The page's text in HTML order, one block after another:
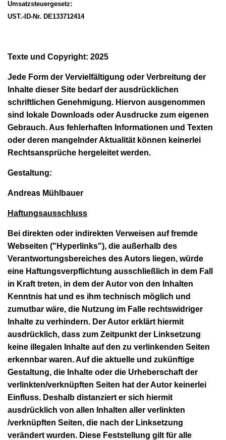
Umsatzsteuergesetz:
UST.-ID-Nr. DE133712414
Texte und Copyright: 2025
Jede Form der Vervielfältigung oder Verbreitung der
Inhalte dieser Site bedarf der ausdrücklichen
schriftlichen Genehmigung. Hiervon ausgenommen
sind lokale Downloads oder Ausdrucke zum eigenen
Gebrauch. Aus fehlerhaften Informationen und Texten
oder deren mangelnder Aktualität können keinerlei
Rechtsansprüche hergeleitet werden.
Gestaltung:
Andreas Mühlbauer
Haftungsausschluss
Bei direkten oder indirekten Verweisen auf fremde
Webseiten ("Hyperlinks"), die außerhalb des
Verantwortungsbereiches des Autors liegen, würde
eine Haftungsverpflichtung ausschließlich in dem Fall
in Kraft treten, in dem der Autor von den Inhalten
Kenntnis hat und es ihm technisch möglich und
zumutbar wäre, die Nutzung im Falle rechtswidriger
Inhalte zu verhindern. Der Autor erklärt hiermit
ausdrücklich, dass zum Zeitpunkt der Linksetzung
keine illegalen Inhalte auf den zu verlinkenden Seiten
erkennbar waren. Auf die aktuelle und zukünftige
Gestaltung, die Inhalte oder die Urheberschaft der
verlinkten/verknüpften Seiten hat der Autor keinerlei
Einfluss. Deshalb distanziert er sich hiermit
ausdrücklich von allen Inhalten aller verlinkten
/verknüpften Seiten, die nach der Linksetzung
verändert wurden. Diese Feststellung gilt für alle